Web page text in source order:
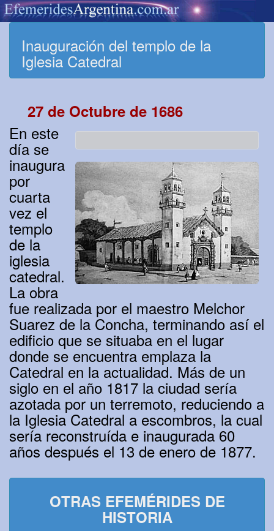
Inauguración del templo de la
Iglesia Catedral
27 de Octubre de 1686
En este
día se
inaugura
por
cuarta
vez el
templo
de la
iglesia
catedral.
La obra
fue realizada por el maestro Melchor
Suarez de la Concha, terminando así el
edificio que se situaba en el lugar
donde se encuentra emplaza la
Catedral en la actualidad. Más de un
siglo en el año 1817 la ciudad sería
azotada por un terremoto, reduciendo a
la Iglesia Catedral a escombros, la cual
sería reconstruída e inaugurada 60
años después el 13 de enero de 1877.
OTRAS EFEMÉRIDES DE
HISTORIA